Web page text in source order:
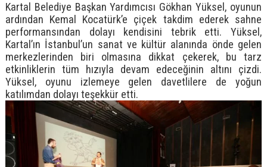
Kartal Belediye Başkan Yardımcısı Gökhan Yüksel, oyunun
ardından Kemal Kocatürk’e çiçek takdim ederek sahne
performansından dolayı kendisini tebrik etti. Yüksel,
Kartal’ın İstanbul’un sanat ve kültür alanında önde gelen
merkezlerinden biri olmasına dikkat çekerek, bu tarz
etkinliklerin tüm hızıyla devam edeceğinin altını çizdi.
Yüksel, oyunu izlemeye gelen davetlilere de yoğun
katılımdan dolayı teşekkür etti.